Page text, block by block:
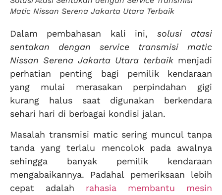
Matic Nissan Serena Jakarta Utara Terbaik
Dalam pembahasan kali ini, solusi atasi
sentakan dengan service transmisi matic
Nissan Serena Jakarta Utara terbaik menjadi
perhatian penting bagi pemilik kendaraan
yang mulai merasakan perpindahan gigi
kurang halus saat digunakan berkendara
sehari hari di berbagai kondisi jalan.
Masalah transmisi matic sering muncul tanpa
tanda yang terlalu mencolok pada awalnya
sehingga banyak pemilik kendaraan
mengabaikannya. Padahal pemeriksaan lebih
cepat adalah rahasia membantu mesin